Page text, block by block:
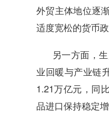
外贸主体地位逐
适度宽松的货币
另一方面，
业回暖与产业链
1.21万亿元，同
品进口保持稳定